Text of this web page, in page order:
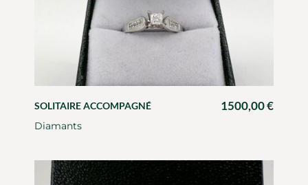
SOLITAIRE ACCOMPAGNÉ 1500,00€
Diamants